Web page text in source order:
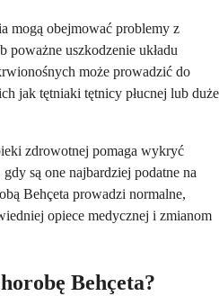
mogą obejmować problemy z
poważne uszkodzenie układu
może prowadzić do
jak tętniaki tętnicy płucnej lub duże
zdrowotnej pomaga wykryć
są one najbardziej podatne na
Behçeta prowadzi normalne,
opiece medycznej i zmianom
Behçeta?